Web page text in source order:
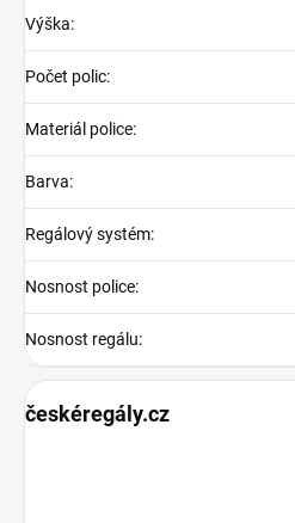
Výška:
Počet polic:
Materiál police:
Barva:
Regálový systém:
Nosnost police:
Nosnost regálu:
českéregály.cz